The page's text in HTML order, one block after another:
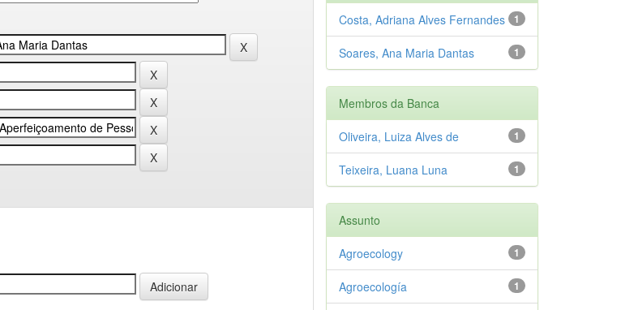
1
Costa, Adriana Alves Fernandes
1
Soares, Ana Maria Dantas
Membros da Banca
1
Oliveira, Luiza Alves de
1
Teixeira, Luana Luna
Assunto
1
Agroecology
1
Agroecología